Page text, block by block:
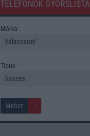
TELEFONOK GYORSLISTA
Márka :
Tipus :